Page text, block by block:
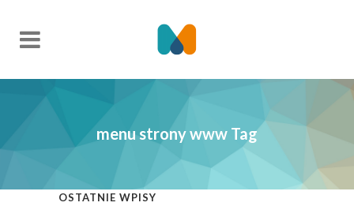
menu strony www Tag
OSTATNIE WPISY